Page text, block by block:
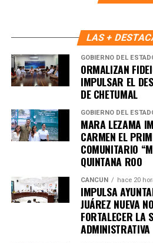
Eduardo Flores Jiménez, Oficial
integrante del COPLADEMUN y
Sectorial de Fortalecimiento
Con estas acciones, el Gobierno
reafirma su compromiso con una
transparente y participativa para
urbano ordenado y una
Fuente: 5to Poder Agencia de
LAS +
GOBIERNO DEL
ORMALIZAN
IMPULSAR EL
DE CHETUMAL
GOBIERNO DEL
MARA LEZAMA
CARMEN EL
COMUNITARIO
QUINTANA ROO
CANCÚN hace 20
IMPULSA
JUÁREZ NUEVA
FORTALECER LA
ADMINISTRATIVA